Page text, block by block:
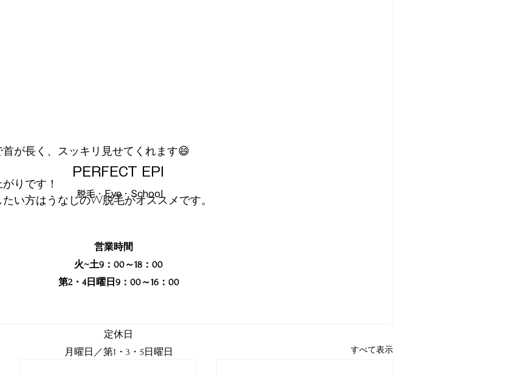
が長く、スッキリ見せてくれます😄
りです！
い方はうなじのW脱毛がオススメです。
すべて表示
PERFECT EPI
​脱毛・Eye・School
営業時間
火~土9：00～18：00
第2・4日曜日9：00～16：00
定休日
月曜日／第1・3・5日曜日